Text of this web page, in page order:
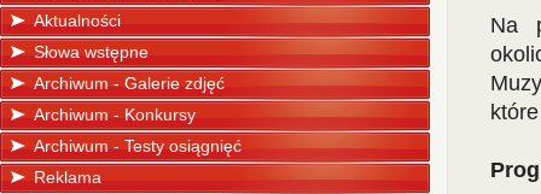
Aktualności
Słowa wstępne
Archiwum - Galerie zdjęć
Archiwum - Konkursy
Archiwum - Testy osiągnięć
Reklama
Na